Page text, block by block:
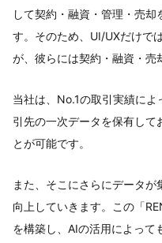
して契約・融資・管理・売
す。そのため、UI/UXだけで
が、彼らには契約・融資・売
当社は、No.1の取引実績に
引先の一次データを保有して
とが可能です。
また、そこにさらにデータ
向上していきます。この「
を構築し、AIの活用によって